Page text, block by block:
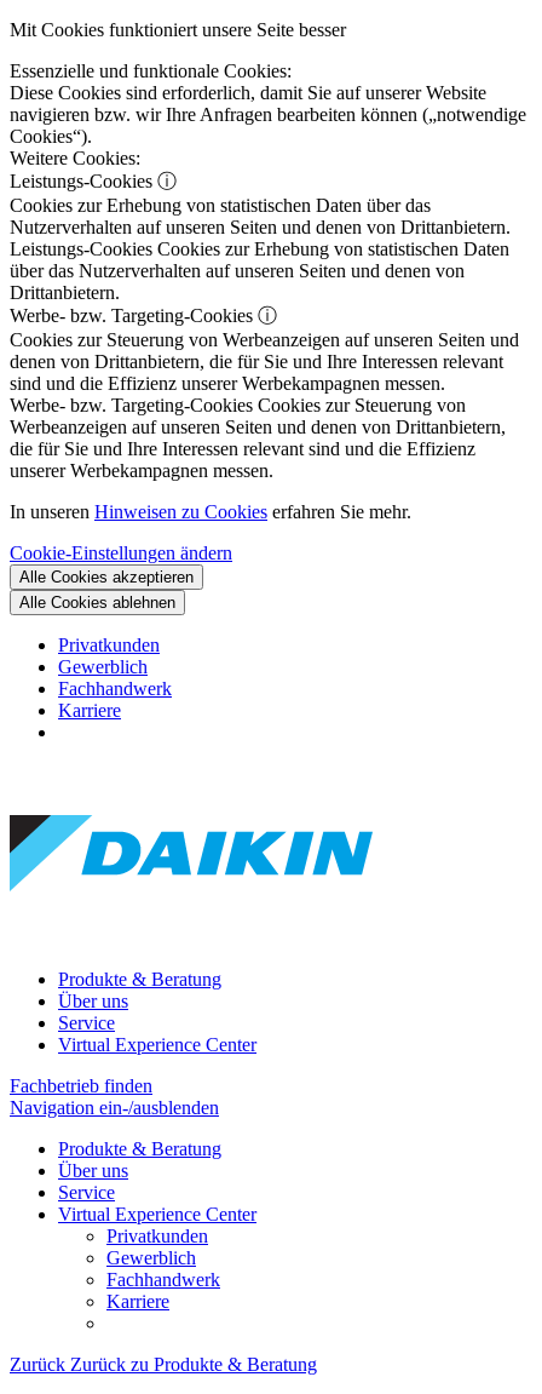
Mit Cookies funktioniert unsere Seite besser
Essenzielle und funktionale Cookies:
Diese Cookies sind erforderlich, damit Sie auf unserer Website
navigieren bzw. wir Ihre Anfragen bearbeiten können („notwendige
Cookies“).
Weitere Cookies:
Leistungs-Cookies ⓘ
Cookies zur Erhebung von statistischen Daten über das
Nutzerverhalten auf unseren Seiten und denen von Drittanbietern.
Leistungs-Cookies Cookies zur Erhebung von statistischen Daten
über das Nutzerverhalten auf unseren Seiten und denen von
Drittanbietern.
Werbe- bzw. Targeting-Cookies ⓘ
Cookies zur Steuerung von Werbeanzeigen auf unseren Seiten und
denen von Drittanbietern, die für Sie und Ihre Interessen relevant
sind und die Effizienz unserer Werbekampagnen messen.
Werbe- bzw. Targeting-Cookies Cookies zur Steuerung von
Werbeanzeigen auf unseren Seiten und denen von Drittanbietern,
die für Sie und Ihre Interessen relevant sind und die Effizienz
unserer Werbekampagnen messen.
In unseren Hinweisen zu Cookies erfahren Sie mehr.
Cookie-Einstellungen ändern
Alle Cookies akzeptieren
Alle Cookies ablehnen
Privatkunden
Gewerblich
Fachhandwerk
Karriere
Produkte & Beratung
Über uns
Service
Virtual Experience Center
Fachbetrieb finden
Navigation ein-/ausblenden
Produkte & Beratung
Über uns
Service
Virtual Experience Center
Privatkunden
Gewerblich
Fachhandwerk
Karriere
Zurück Zurück zu Produkte & Beratung